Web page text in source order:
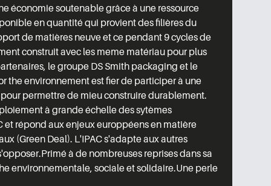
économie soutenable grâce à une ressource
en quantité qui provient des filières du
de matières neuve et ce pendant 9 cycles de
construit avec les meme matériau pour plus
le groupe DS Smith packaging et le
the environnement est fier de participer à une
permettre de mieu construire durablement.
à grande échelle des sytèmes
et répond aux enjeux europpéens en matière
(Green Deal). L'IPAC s'adapte aux autres
à de nombreuses reprises dans sa
environnementale, sociale et solidaire.Une perle